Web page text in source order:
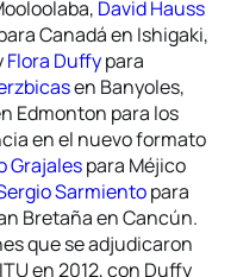
David Hauss
Canadá en Ishigaki,
Flora Duffypara
en Banyoles,
Edmonton para los
en el nuevo formato
Grajalespara Méjico
Sarmientopara
Bretaña en Cancún.
que se adjudicaron
en 2012, con Duffy